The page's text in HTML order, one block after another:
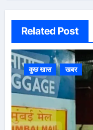
Related Post
कुछ खास खबर